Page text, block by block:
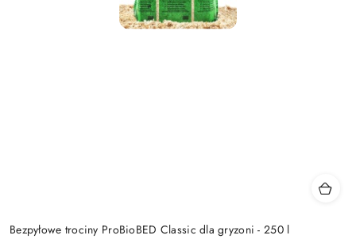
Bezpyłowe trociny ProBioBED Classic dla gryzoni - 250 l